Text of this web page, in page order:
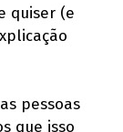
quiser (e
pessoas
que isso